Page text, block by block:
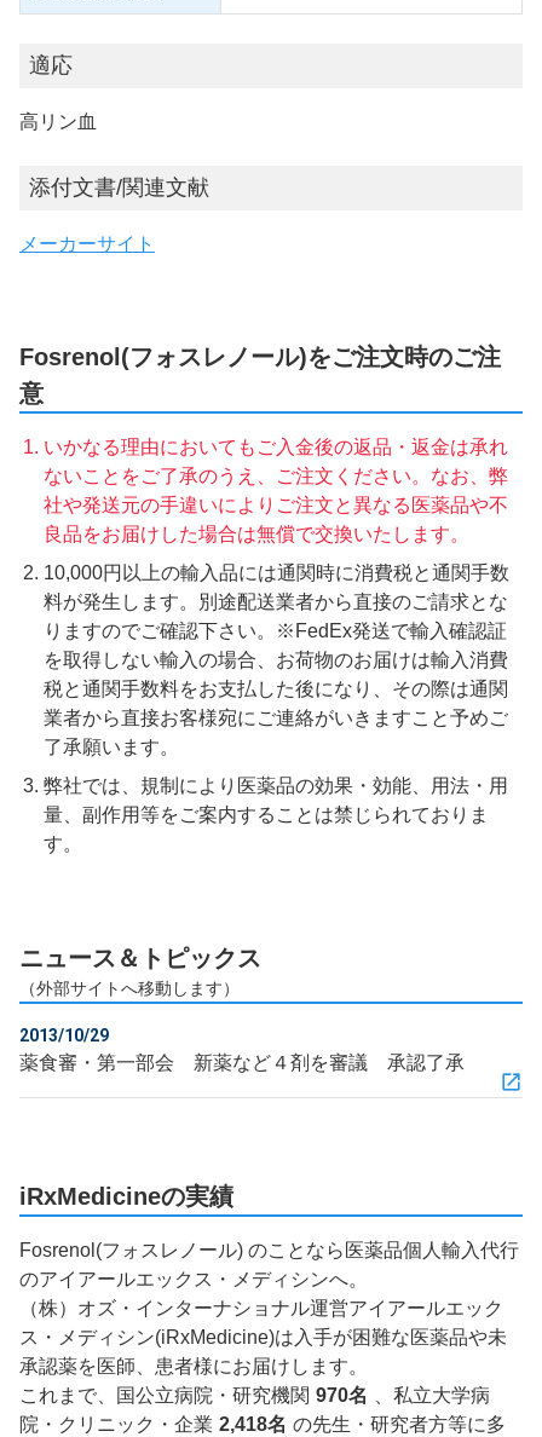
適応
高リン血
添付文書/関連文献
メーカーサイト
Fosrenol(フォスレノール)をご注文時のご注
意
いかなる理由においてもご入金後の返品・返金は承れ
ないことをご了承のうえ、ご注文ください。なお、弊
社や発送元の手違いによりご注文と異なる医薬品や不
良品をお届けした場合は無償で交換いたします。
10,000円以上の輸入品には通関時に消費税と通関手数
料が発生します。別途配送業者から直接のご請求とな
りますのでご確認下さい。※FedEx発送で輸入確認証
を取得しない輸入の場合、お荷物のお届けは輸入消費
税と通関手数料をお支払した後になり、その際は通関
業者から直接お客様宛にご連絡がいきますこと予めご
了承願います。
弊社では、規制により医薬品の効果・効能、用法・用
量、副作用等をご案内することは禁じられておりま
す。
ニュース＆トピックス
（外部サイトへ移動します）
2013/10/29
薬食審・第一部会 新薬など４剤を審議 承認了承
iRxMedicineの実績
Fosrenol(フォスレノール) のことなら医薬品個人輸入代行
のアイアールエックス・メディシンへ。
（株）オズ・インターナショナル運営アイアールエック
ス・メディシン(iRxMedicine)は入手が困難な医薬品や未
承認薬を医師、患者様にお届けします。
これまで、国公立病院・研究機関 970名
、私立大学病
院・クリニック・企業 2,418名 の先生・研究者方等に多